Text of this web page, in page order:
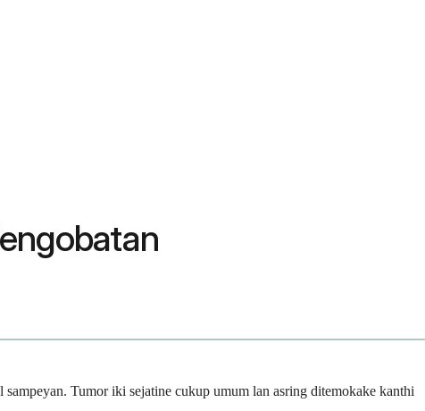
Tumor iki sejatine cukup umum lan asring ditemokake kanthi